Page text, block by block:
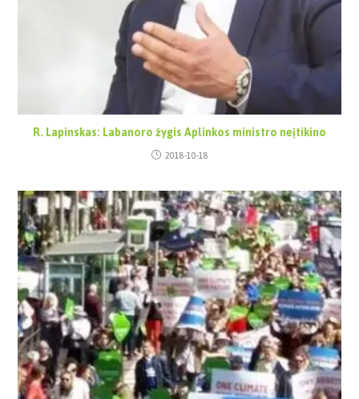
R. Lapinskas: Labanoro žygis Aplinkos ministro neįtikino
2018-10-18